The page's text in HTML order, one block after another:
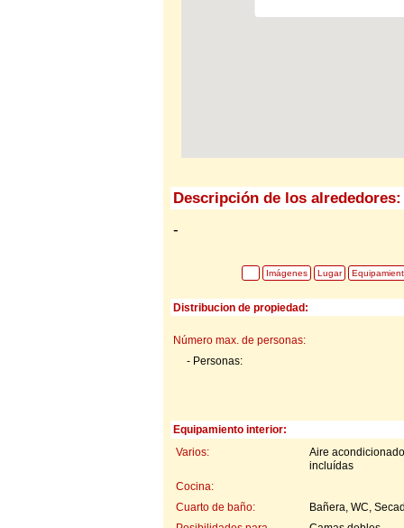
Descripción de los alrededores:
-
Imágenes Lugar
Distribucion de propiedad:
Número max. de personas:
- Personas:
Equipamiento interior:
Varios:
Aire
incluídas
Cocina:
Cuarto de baño:
Bañera, WC,